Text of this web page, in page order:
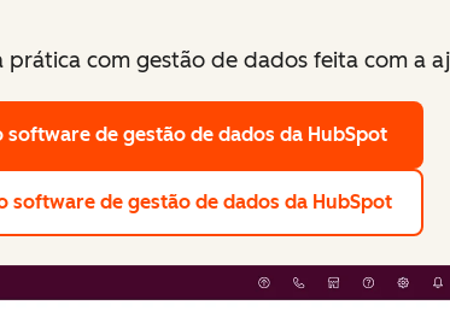
com gestão de dados feita com a
software de gestão de dados da HubSpot
software de gestão de dados da HubSpot